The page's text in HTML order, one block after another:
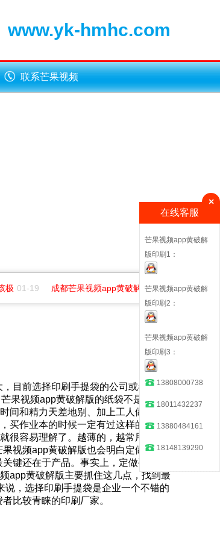
www.yk-hmhc.com
联系芒果视频
极 01-19 成都芒果视频app黄破解版印务招聘平面 07-
，目前选择印刷手提袋的公司或者个人数
果视频app黄破解版的纸袋不是传统的
间和精力天差地别、加上工人做一个复
作业本的时候一定有过这样的经验，
容易理解了。越薄的，越常用的可大
芒果视频app黄破解版也会明白定做手提袋
在于产品。事实上，定做手提袋印
app黄破解版主要抓住这几点，找到最
，选择印刷手提袋是企业一个不错的
者比较青睐的印刷厂家。
在线客服
×
芒果视频app黄破解
版印刷1：
芒果视频app黄破解
版印刷2：
芒果视频app黄破解
版印刷3：
13808000738
18011432237
13880484161
18148139290